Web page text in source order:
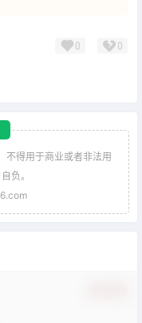
0 0
不得用于商业或者非法用
负。